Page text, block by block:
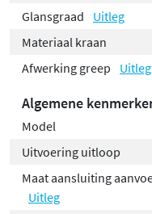
Glansgraad
Uitleg
Materiaal kraan
Afwerking greep
Uitleg
Algemene
Model
Uitvoering uitloop
Maat aansluiting
Uitleg